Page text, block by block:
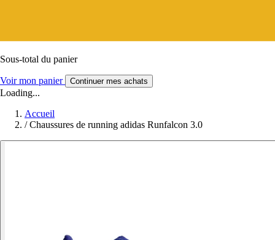
Sous-total du panier
Voir mon panier Continuer mes achats
Loading...
Accueil
/ Chaussures de running adidas Runfalcon 3.0